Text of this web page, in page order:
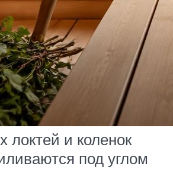
локтей и коленок
под углом